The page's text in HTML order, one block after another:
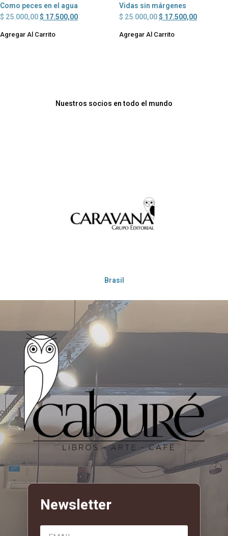
Como peces en el agua
$ 25.000,00$ 17.500,00
Agregar Al Carrito
Vidas sin márgenes
$ 25.000,00$ 17.500,00
Agregar Al Carrito
Nuestros socios en todo el mundo
Brasil